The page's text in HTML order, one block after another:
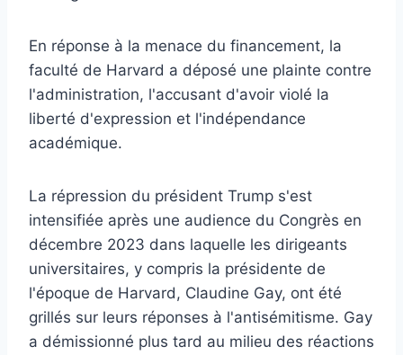
En réponse à la menace du financement, la
faculté de Harvard a déposé une plainte contre
l'administration, l'accusant d'avoir violé la
liberté d'expression et l'indépendance
académique.
La répression du président Trump s'est
intensifiée après une audience du Congrès en
décembre 2023 dans laquelle les dirigeants
universitaires, y compris la présidente de
l'époque de Harvard, Claudine Gay, ont été
grillés sur leurs réponses à l'antisémitisme. Gay
a démissionné plus tard au milieu des réactions